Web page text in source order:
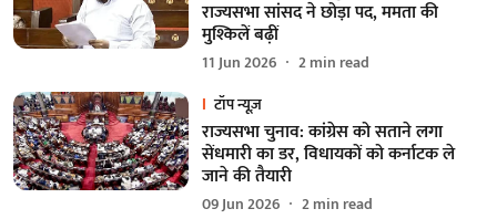
राज्यसभा सांसद ने छोड़ा पद, ममता की
मुश्किलें बढ़ीं
11 Jun 2026 2min read
टॉप न्यूज़
राज्यसभा चुनाव: कांग्रेस को सताने लगा
सेंधमारी का डर, विधायकों को कर्नाटक ले
जाने की तैयारी
09 Jun 2026 2min read